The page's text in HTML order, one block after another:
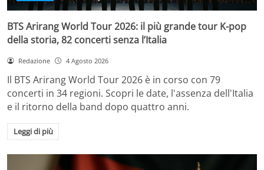
BTS Arirang World Tour 2026: il più grande tour K-pop
della storia, 82 concerti senza l’Italia
Redazione 4 Agosto 2026
Il BTS Arirang World Tour 2026 è in corso con 79
concerti in 34 regioni. Scopri le date, l'assenza dell'Italia
e il ritorno della band dopo quattro anni.
Leggi di più